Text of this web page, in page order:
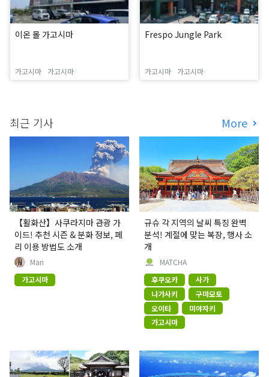
이온 몰 가고시마
가고시마 가고시마
Frespo Jungle Park
가고시마 가고시마
최근 기사 More
【활화산】사쿠라지마 관광 가
이드! 추천 시즌 & 분화 정보, 페
리 이용 방법도 소개
Mari
가고시마
규슈 각 지역의 날씨 특징 완벽
분석! 계절에 맞는 복장, 행사 소
개
MATCHA
후쿠오카
사가
나가사키
구마모토
오이타
미야자키
가고시마